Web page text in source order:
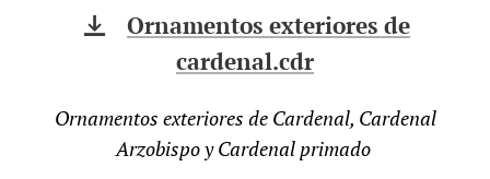
Ornamentos exteriores de
cardenal.cdr
Ornamentos exteriores de Cardenal, Cardenal
Arzobispo y Cardenal primado